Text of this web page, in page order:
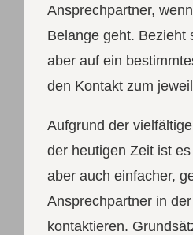
Ansprechpartner,
Belange geht. Bezieht
aber auf ein
den Kontakt zum
Aufgrund der
der heutigen Zeit ist
aber auch einfacher,
Ansprechpartner in
kontaktieren.